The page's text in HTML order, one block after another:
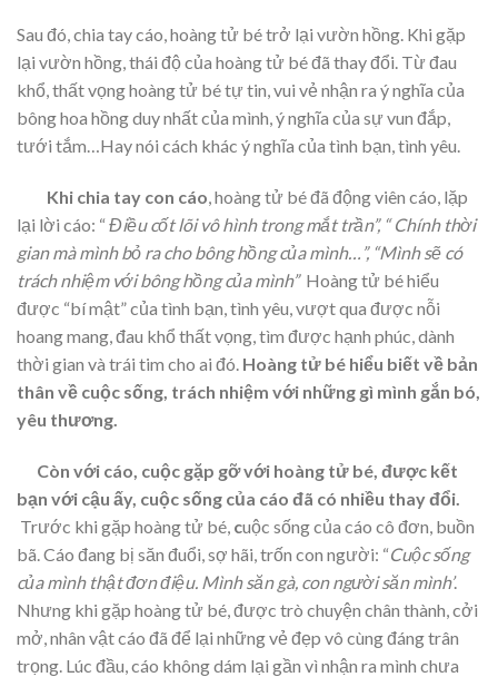
Sau đó, chia tay cáo, hoàng tử bé trở lại vườn hồng. Khi gặp
lại vườn hồng, thái độ của hoàng tử bé đã thay đổi. Từ đau
khổ, thất vọng hoàng tử bé tự tin, vui vẻ nhận ra ý nghĩa của
bông hoa hồng duy nhất của mình, ý nghĩa của sự vun đắp,
tưới tắm…Hay nói cách khác ý nghĩa của tình bạn, tình yêu.
Khi chia tay con cáo , hoàng tử bé đã động viên cáo, lặp
lại lời cáo: “Điều cốt lõi vô hình trong mắt trần”, “ Chính thời
gian mà mình bỏ ra cho bông hồng của mình…”, “Mình sẽ có
trách nhiệm với bông hồng của mình” Hoàng tử bé hiểu
được “bí mật” của tình bạn, tình yêu, vượt qua được nỗi
hoang mang, đau khổ thất vọng, tìm được hạnh phúc, dành
thời gian và trái tim cho ai đó. Hoàng tử bé hiểu biết về bản
thân về cuộc sống, trách nhiệm với những gì mình gắn bó,
yêu thương.
Còn với cáo, cuộc gặp gỡ với hoàng tử bé, được kết
bạn với cậu ấy, cuộc sống của cáo đã có nhiều thay đổi.
Trước khi gặp hoàng tử bé, cuộc sống của cáo cô đơn, buồn
bã. Cáo đang bị săn đuổi, sợ hãi, trốn con người: “Cuộc sống
của mình thật đơn điệu. Mình săn gà, con người săn mình’.
Nhưng khi gặp hoàng tử bé, được trò chuyện chân thành, cởi
mở, nhân vật cáo đã để lại những vẻ đẹp vô cùng đáng trân
trọng. Lúc đầu, cáo không dám lại gần vì nhận ra mình chưa